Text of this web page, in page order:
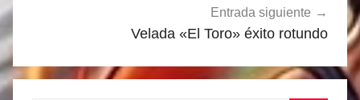
Entrada siguiente
Velada «El Toro» éxito rotundo